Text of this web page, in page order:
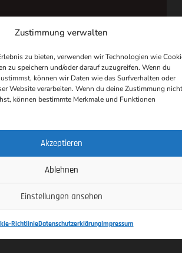
Zustimmung verwalten
zu bieten, verwenden wir Technologien wie
zu speichern und/oder darauf zuzugreifen. Wenn du
können wir Daten wie das Surfverhalten oder
Website verarbeiten. Wenn du deine Zustimmung nicht
können bestimmte Merkmale und Funktionen
Akzeptieren
Ablehnen
Einstellungen ansehen
RichtlinieDatenschutzerklärungImpressum